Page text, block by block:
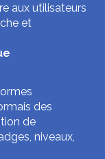
aux utilisateurs
et
des
de
niveaux,